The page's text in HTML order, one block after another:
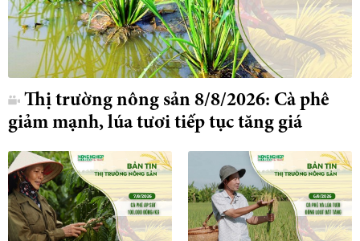
Thị trường nông sản 8/8/2026: Cà phê
giảm mạnh, lúa tươi tiếp tục tăng giá